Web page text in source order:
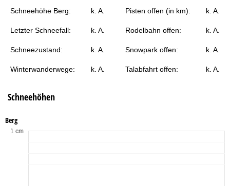
Schneehöhe Berg: k. A. Pisten offen (in km): k. A.
Letzter Schneefall: k. A. Rodelbahn offen: k. A.
Schneezustand: k. A. Snowpark offen: k. A.
Winterwanderwege: k. A. Talabfahrt offen: k. A.
Schneehöhen
Berg
1 cm